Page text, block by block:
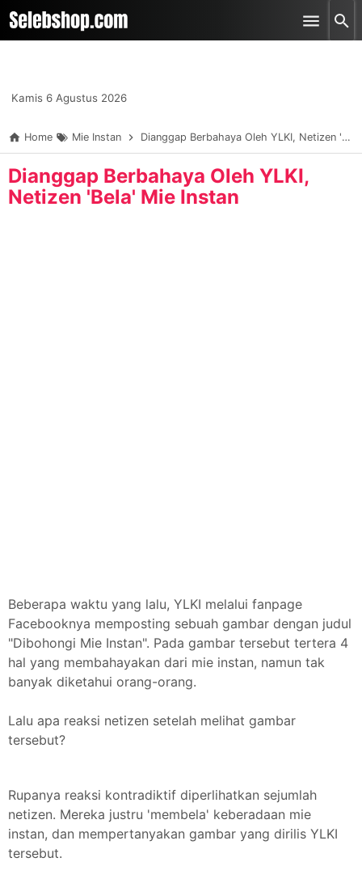
-->
Skip to main content
Kamis 6 Agustus 2026
Home Mie Instan Dianggap Berbahaya Oleh YLKI, Netizen 'Bela' Mie Instan
Dianggap Berbahaya Oleh YLKI,
Netizen 'Bela' Mie Instan
Beberapa waktu yang lalu, YLKI melalui fanpage
Facebooknya memposting sebuah gambar dengan judul
"Dibohongi Mie Instan". Pada gambar tersebut tertera 4
hal yang membahayakan dari mie instan, namun tak
banyak diketahui orang-orang.
Lalu apa reaksi netizen setelah melihat gambar
tersebut?
Rupanya reaksi kontradiktif diperlihatkan sejumlah
netizen. Mereka justru 'membela' keberadaan mie
instan, dan mempertanyakan gambar yang dirilis YLKI
tersebut.